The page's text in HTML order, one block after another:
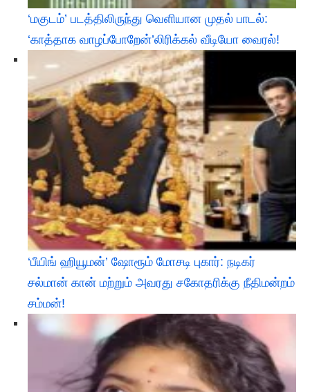
‘மகுடம்’ படத்திலிருந்து வெளியான முதல் பாடல்:
‘காத்தாக வாழப்போறேன்’லிரிக்கல் வீடியோ வைரல்!
‘பீயிங் ஹியூமன்’ ஷோரூம் மோசடி புகார்: நடிகர்
சல்மான் கான் மற்றும் அவரது சகோதரிக்கு நீதிமன்றம்
சம்மன்!